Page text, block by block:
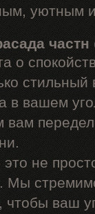
уютным
частн
о
в вашем
вам
не
Мы
чтобы ваш